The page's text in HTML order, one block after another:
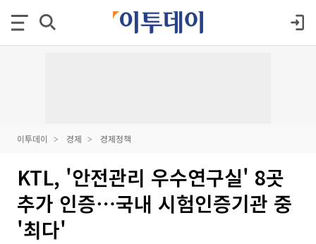
이투데이 경제 경제정책
KTL, '안전관리 우수연구실' 8곳
추가 인증⋯국내 시험인증기관 중
'최다'